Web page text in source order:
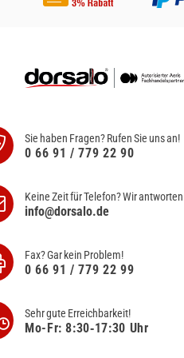
Sie haben Fragen? Rufen Sie uns an!
0 66 91 / 779 22 90
Keine Zeit für Telefon? Wir antworten
info@dorsalo.de
Fax? Gar kein Problem!
0 66 91 / 779 22 99
Sehr gute Erreichbarkeit!
Mo-Fr: 8:30‑17:30 Uhr